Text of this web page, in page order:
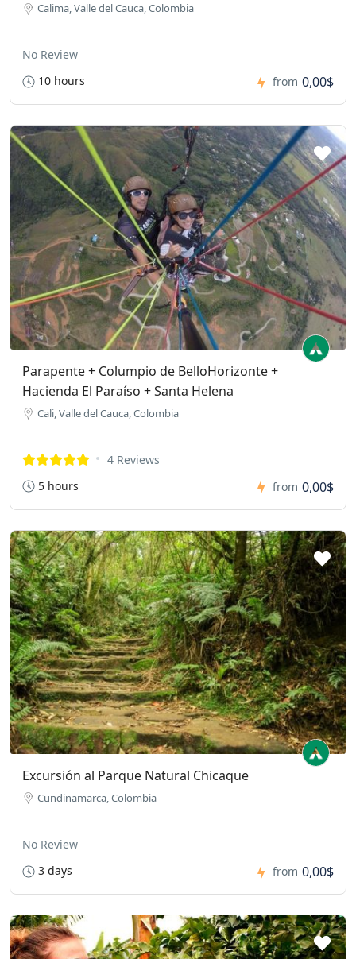
Calima, Valle del Cauca, Colombia
No Review
10 hours
from 0,00$
Parapente + Columpio de BelloHorizonte +
Hacienda El Paraíso + Santa Helena
Cali, Valle del Cauca, Colombia
4 Reviews
5 hours
from 0,00$
Excursión al Parque Natural Chicaque
Cundinamarca, Colombia
No Review
3 days
from 0,00$